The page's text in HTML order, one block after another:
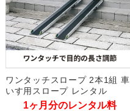
ワンタッチスロープ 2本1組 車
いす用スロープ レンタル
1ヶ月分のレンタル料